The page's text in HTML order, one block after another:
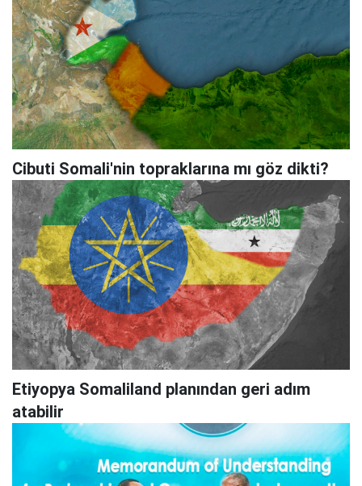
Cibuti Somali'nin topraklarına mı göz dikti?
Etiyopya Somaliland planından geri adım
atabilir